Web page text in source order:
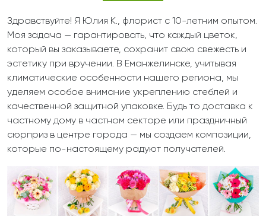
Здравствуйте! Я Юлия К., флорист с 10-летним опытом.
Моя задача — гарантировать, что каждый цветок,
который вы заказываете, сохранит свою свежесть и
эстетику при вручении. В Еманжелинске, учитывая
климатические особенности нашего региона, мы
уделяем особое внимание укреплению стеблей и
качественной защитной упаковке. Будь то доставка к
частному дому в частном секторе или праздничный
сюрприз в центре города — мы создаем композиции,
которые по-настоящему радуют получателей.